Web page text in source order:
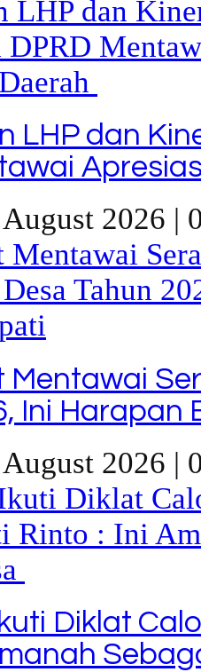
LHP dan
2026 |
Mentawai
Ini Harapan
2026 |
Diklat